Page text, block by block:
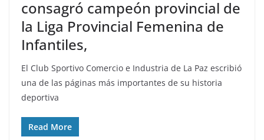
consagró campeón provincial de
la Liga Provincial Femenina de
Infantiles,
El Club Sportivo Comercio e Industria de La Paz escribió
una de las páginas más importantes de su historia
deportiva
Read More